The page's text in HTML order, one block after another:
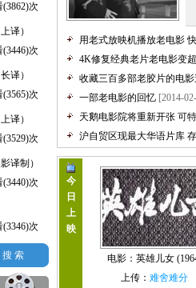
次
译）
次
译）
次
译）
次
译制）
次
次
搜 索
用老式放映机播放老电影
4K修复经典老片老电影变
收藏三百多部老胶片的电
一部老电影的回忆 [2014-
天鹅电影院将重新开张 可
沪自贸区现最大华语片库
今
日
上
映
电影： 英雄儿女
上传： 难舍难分